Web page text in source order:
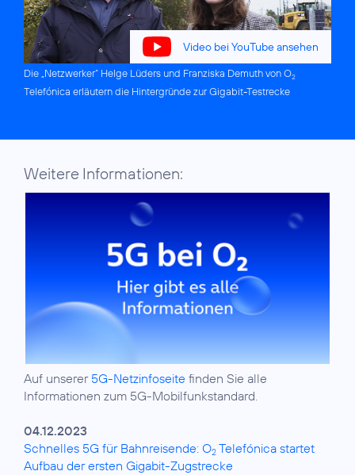
Video bei YouTube ansehen
Die „Netzwerker“ Helge Lüders und Franziska Demuth von O2
Telefónica erläutern die Hintergründe zur Gigabit-Testrecke
Weitere Informationen:
Auf unserer 5G-Netzinfoseite finden Sie alle
Informationen zum 5G-Mobilfunkstandard.
04.12.2023
Schnelles 5G für Bahnreisende: O2 Telefónica startet
Aufbau der ersten Gigabit-Zugstrecke